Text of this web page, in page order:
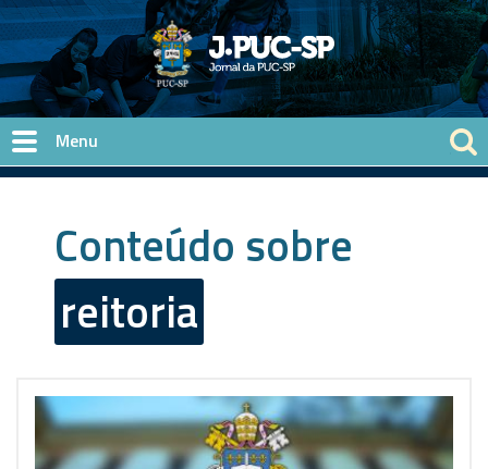
Pular para o conteúdo principal
Conteúdo sobre
reitoria